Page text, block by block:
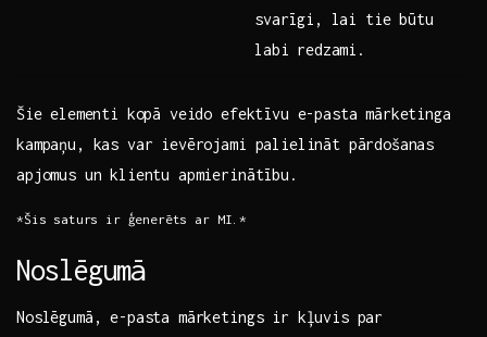
svarīgi, lai tie būtu
labi redzami.
Šie ⁤elementi kopā veido efektīvu e-pasta mārketinga
kampaņu, kas var ievērojami‌ palielināt pārdošanas
apjomus un klientu apmierinātību.
*Šis saturs ir ģenerēts ar ‍MI.*
Noslēgumā
Noslēgumā, ‌e-pasta mārketings ir kļuvis par